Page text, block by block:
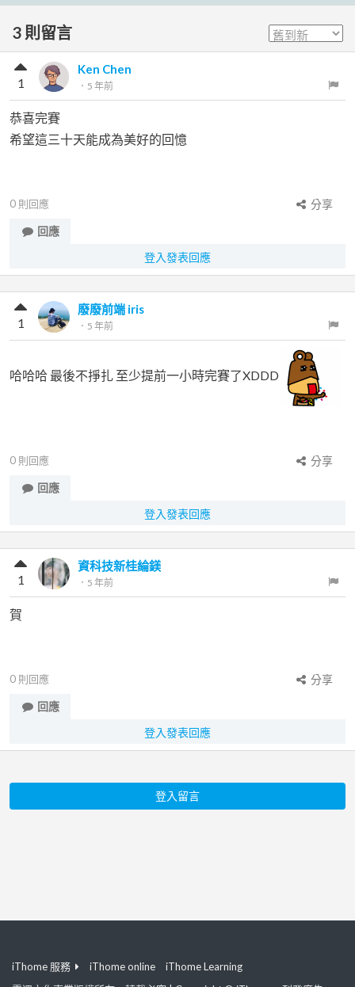
3 則留言
Ken Chen
． 5 年前
1
恭喜完賽
希望這三十天能成為美好的回憶
0 則回應
分享
回應
登入發表回應
廢廢前端 iris
． 5 年前
1
哈哈哈 最後不掙扎 至少提前一小時完賽了XDDD
0 則回應
分享
回應
登入發表回應
資科技新桂綸鎂
． 5 年前
1
賀
0 則回應
分享
回應
登入發表回應
登入留言
iThome 服務 iThome online
iThome Learning